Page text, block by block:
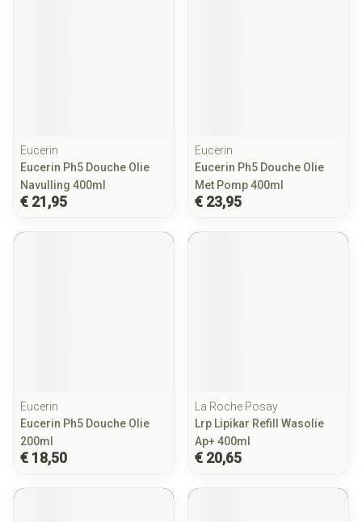
Eucerin
Eucerin Ph5 Douche Olie
Navulling 400ml
€ 21,95
Eucerin
Eucerin Ph5 Douche Olie
Met Pomp 400ml
€ 23,95
Eucerin
Eucerin Ph5 Douche Olie
200ml
€ 18,50
La Roche Posay
Lrp Lipikar Refill Wasolie
Ap+ 400ml
€ 20,65